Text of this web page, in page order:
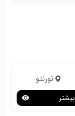
تورنتو
بیشتر